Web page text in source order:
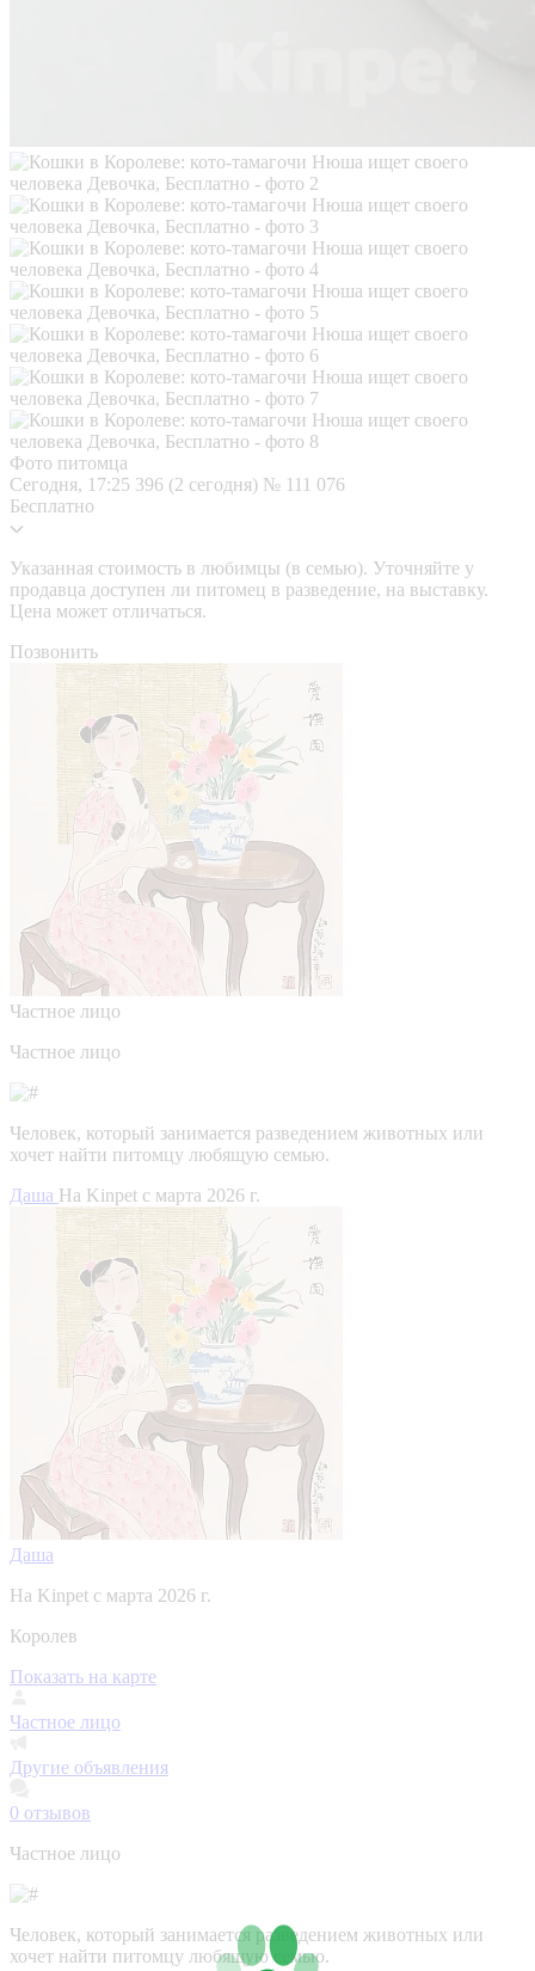
Фото питомца
Сегодня, 17:25 396 (2 сегодня) № 111 076
Бесплатно
Указанная стоимость в любимцы (в семью). Уточняйте у
продавца доступен ли питомец в разведение, на выставку.
Цена может отличаться.
Позвонить
Частное лицо
Частное лицо
Человек, который занимается разведением животных или
хочет найти питомцу любящую семью.
Даша На Kinpet c марта 2026 г.
Даша
На Kinpet c марта 2026 г.
Королев
Показать на карте
Частное лицо
Другие объявления
0 отзывов
Частное лицо
Человек, который занимается разведением животных или
хочет найти питомцу любящую семью.